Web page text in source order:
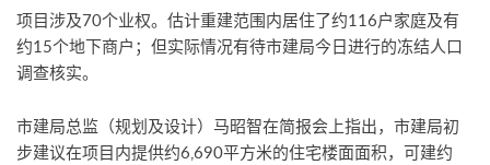
项目涉及70个业权。估计重建范围内居住了约116户家庭及有
约15个地下商户；但实际情况有待市建局今日进行的冻结人口
调查核实。
市建局总监（规划及设计）马昭智在简报会上指出，市建局初
步建议在项目内提供约6,690平方米的住宅楼面面积，可建约